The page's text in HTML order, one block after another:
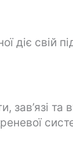
діє свій
зав’язі